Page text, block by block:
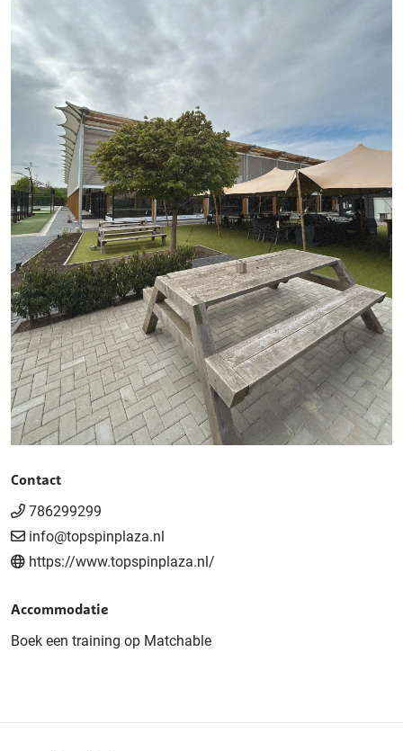
Contact
786299299
info@topspinplaza.nl
https://www.topspinplaza.nl/
Accommodatie
Boek een training op Matchable